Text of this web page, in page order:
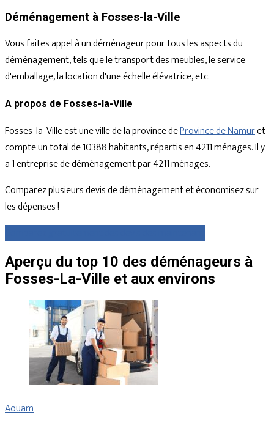
Déménagement à Fosses-la-Ville
Vous faites appel à un déménageur pour tous les aspects du
déménagement, tels que le transport des meubles, le service
d'emballage, la location d'une échelle élévatrice, etc.
A propos de Fosses-la-Ville
Fosses-la-Ville est une ville de la province deProvince de Namuret
compte un total de 10388 habitants, répartis en 4211 ménages. Il y
a 1 entreprise de déménagement par 4211 ménages.
Comparez plusieurs devis de déménagement et économisez sur
les dépenses !
Aperçu du top 10 des déménageurs à
Fosses-La-Ville et aux environs
Aouam